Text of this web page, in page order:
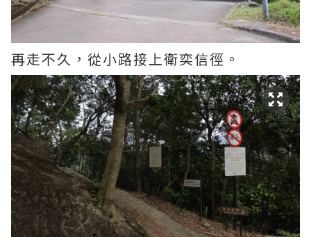
再走不久，從小路接上衛奕信徑。